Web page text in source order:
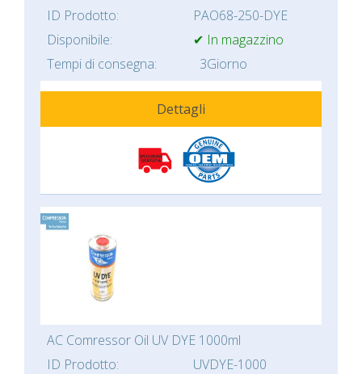
ID Prodotto:
PAO68-250-DYE
Disponibile:
✔ In magazzino
Tempi di consegna:
3Giorno
Dettagli
AC Comressor Oil UV DYE 1000ml
ID Prodotto:
UVDYE-1000